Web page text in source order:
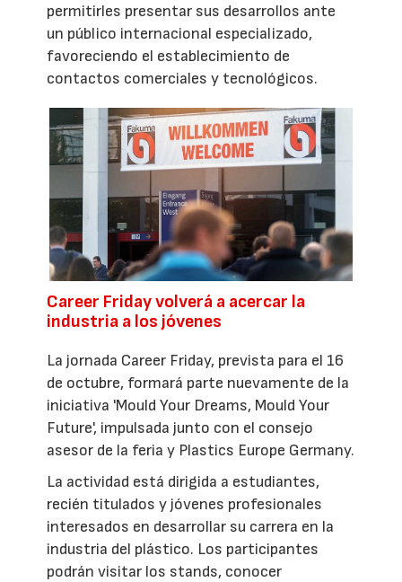
permitirles presentar sus desarrollos ante
un público internacional especializado,
favoreciendo el establecimiento de
contactos comerciales y tecnológicos.
Career Friday volverá a acercar la
industria a los jóvenes
La jornada Career Friday, prevista para el 16
de octubre, formará parte nuevamente de la
iniciativa 'Mould Your Dreams, Mould Your
Future', impulsada junto con el consejo
asesor de la feria y Plastics Europe Germany.
La actividad está dirigida a estudiantes,
recién titulados y jóvenes profesionales
interesados en desarrollar su carrera en la
industria del plástico. Los participantes
podrán visitar los stands, conocer